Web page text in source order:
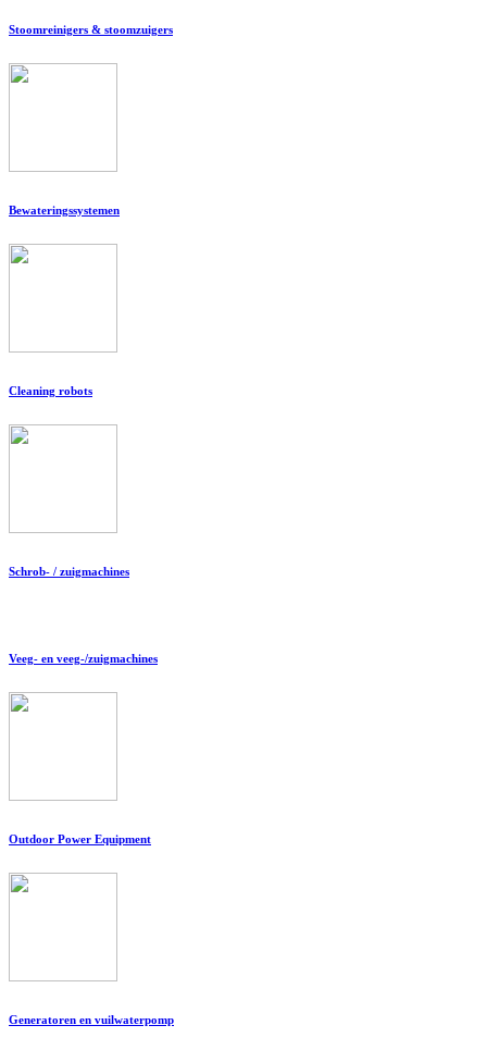
Stoomreinigers & stoomzuigers
Bewateringssystemen
Cleaning robots
Schrob- / zuigmachines
Veeg- en veeg-/zuigmachines
Outdoor Power Equipment
Generatoren en vuilwaterpomp